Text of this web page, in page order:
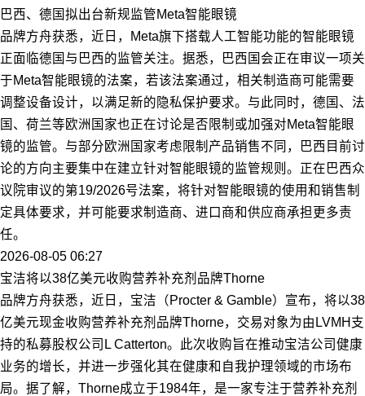
巴西、德国拟出台新规监管Meta智能眼镜
品牌方舟获悉，近日，Meta旗下搭载人工智能功能的智能眼镜
正面临德国与巴西的监管关注。据悉，巴西国会正在审议一项关
于Meta智能眼镜的法案，若该法案通过，相关制造商可能需要
调整设备设计，以满足新的隐私保护要求。与此同时，德国、法
国、荷兰等欧洲国家也正在讨论是否限制或加强对Meta智能眼
镜的监管。与部分欧洲国家考虑限制产品销售不同，巴西目前讨
论的方向主要集中在建立针对智能眼镜的监管规则。正在巴西众
议院审议的第19/2026号法案，将针对智能眼镜的使用和销售制
定具体要求，并可能要求制造商、进口商和供应商承担更多责
任。
2026-08-05 06:27
宝洁将以38亿美元收购营养补充剂品牌Thorne
品牌方舟获悉，近日，宝洁（Procter & Gamble）宣布，将以38
亿美元现金收购营养补充剂品牌Thorne，交易对象为由LVMH支
持的私募股权公司L Catterton。此次收购旨在推动宝洁公司健康
业务的增长，并进一步强化其在健康和自我护理领域的市场布
局。据了解，Thorne成立于1984年，是一家专注于营养补充剂